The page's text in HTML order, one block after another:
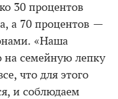
30 процентов
а 70 процентов —
«Наша
на семейную лепку
что для этого
и соблюдаем